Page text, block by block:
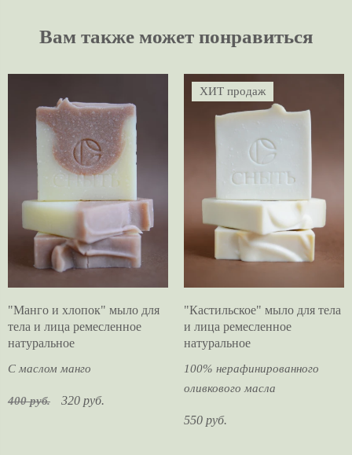
Вам также может понравиться
"Манго и хлопок" мыло для
тела и лица ремесленное
натуральное
С маслом манго
400 руб. 320 руб.
ХИТ продаж
"Кастильское" мыло для тела
и лица ремесленное
натуральное
100% нерафинированного
оливкового масла
550 руб.